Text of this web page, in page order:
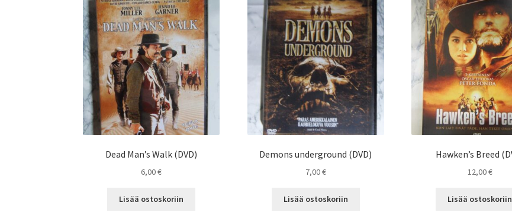
Dead Man’s Walk (DVD)
6,00€
Lisää ostoskoriin
Demons underground (DVD)
7,00€
Lisää ostoskoriin
Hawken’s Breed
12,00€
Lisää ostoskoriin